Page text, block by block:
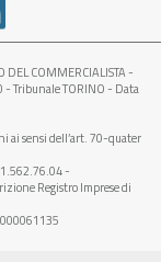
COMMERCIALISTA -
Tribunale TORINO - Data
ai sensi dell’art. 70-quater
-
Registro Imprese di